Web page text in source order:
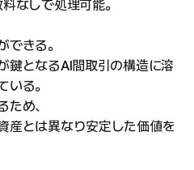
なしで処理可能。
できる。
鍵となるAI間取引の構造に溶
いる。
め、
産とは異なり安定した価値を